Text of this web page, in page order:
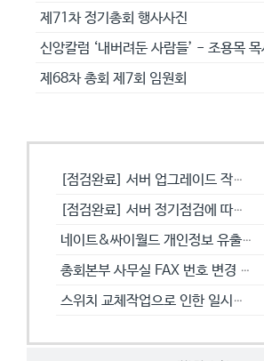
제71차 정기총회 행사사진
신앙칼럼 ‘내버려둔 사람들’ - 조용목
제68차 총회 제7회 임원회
[점검완료] 서버 업그레이드 작업으로 일시적으로 사용이 불안정할수 있습니...
[점검완료] 서버 정기점검에 따른 이용 제한 안내
네이트&싸이월드 개인정보 유출에 따른 비밀번호 변경 캠페인!
총회본부 사무실 FAX 번호 변경 안내
스위치 교체작업으로 인한 일시접속제한 안내